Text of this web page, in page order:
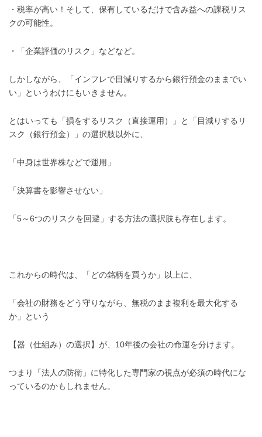
・税率が高い！そして、保有しているだけで含み益への課税リス
クの可能性。
・「企業評価のリスク」などなど。
しかしながら、「インフレで目減りするから銀行預金のままでい
い」というわけにもいきません。
とはいっても「損をするリスク（直接運用）」と「目減りするリ
スク（銀行預金）」の選択肢以外に、
「中身は世界株などで運用」
「決算書を影響させない」
「5～6つのリスクを回避」する方法の選択肢も存在します。
これからの時代は、「どの銘柄を買うか」以上に、
「会社の財務をどう守りながら、無税のまま複利を最大化する
か」という
【器（仕組み）の選択】が、10年後の会社の命運を分けます。
つまり「法人の防衛」に特化した専門家の視点が必須の時代にな
っているのかもしれません。